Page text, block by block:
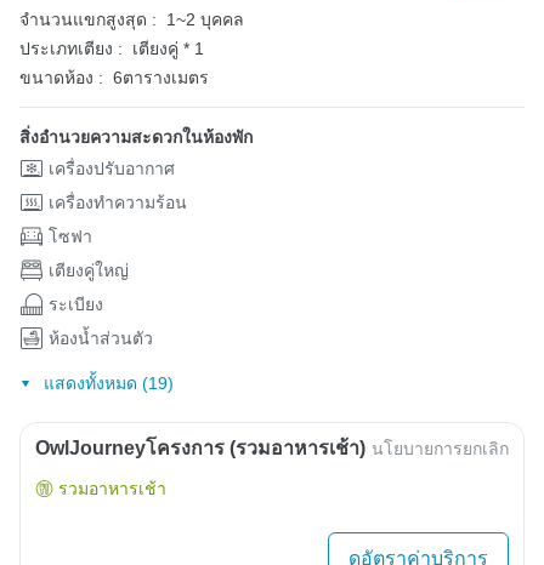
จำนวนแขกสูงสุด :
1~2 บุคคล
ประเภทเตียง :
เตียงคู่ * 1
ขนาดห้อง : 6ตารางเมตร
สิ่งอำนวยความสะดวกในห้องพัก
เครื่องปรับอากาศ
เครื่องทำความร้อน
โซฟา
เตียงคู่ใหญ่
ระเบียง
ห้องน้ำส่วนตัว
แสดงทั้งหมด (19)
OwlJourneyโครงการ (รวมอาหารเช้า) นโยบายการยกเลิก
รวมอาหารเช้า
ดูอัตราค่าบริการ